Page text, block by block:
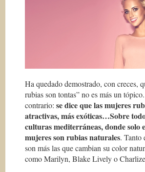
Ha quedado demostrado, con creces,
rubias son tontas” no es más un
contrario:se dice que las mujeres
atractivas, más exóticas…Sobre
culturas mediterráneas, donde solo
mujeres son rubias naturales. Tanto
son más las que cambian su color
como Marilyn, Blake Lively o